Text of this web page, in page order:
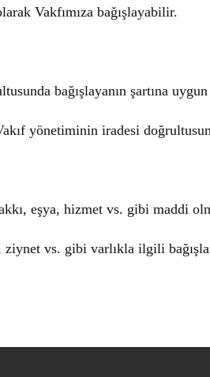
Vakfımıza bağışlayabilir.
bağışlayanın şartına
yönetiminin iradesi
eşya, hizmet vs. gibi maddi
ziynet vs. gibi varlıkla ilgili